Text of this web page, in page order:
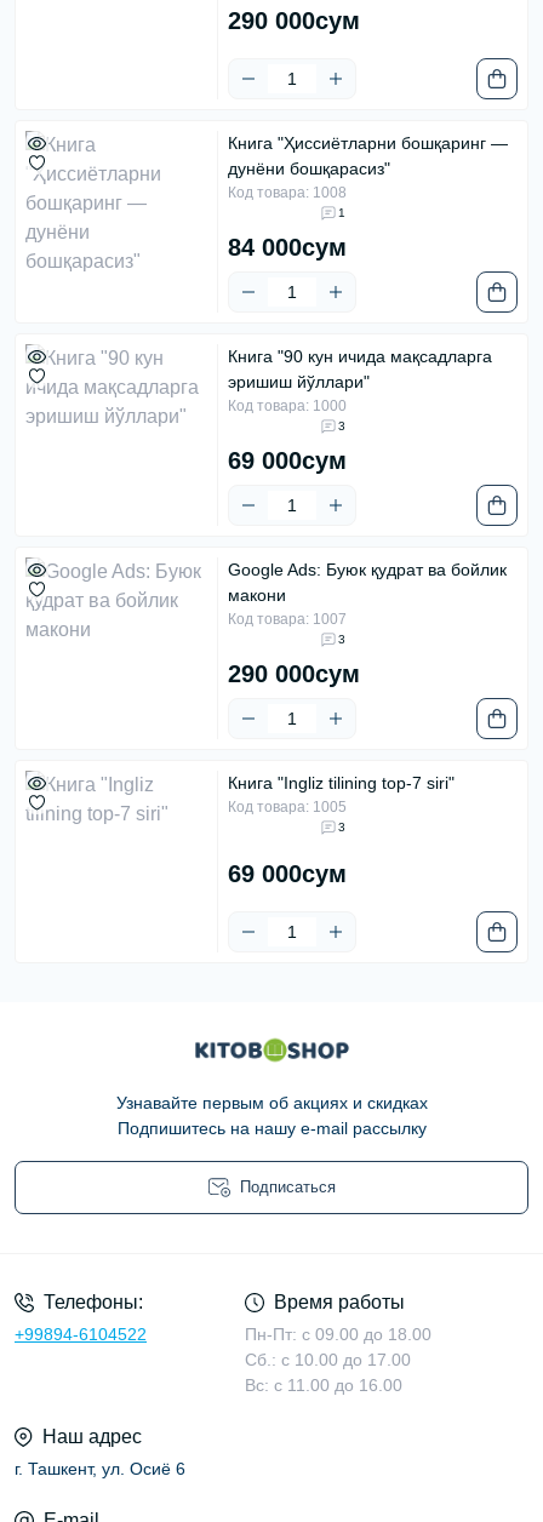
290 000сум
Книга "Ҳиссиётларни бошқаринг —
дунёни бошқарасиз"
Код товара: 1008
1
84 000сум
Книга "90 кун ичида мақсадларга
эришиш йўллари"
Код товара: 1000
3
69 000сум
Google Ads: Буюк қудрат ва бойлик
макони
Код товара: 1007
3
290 000сум
Книга "Ingliz tilining top-7 siri"
Код товара: 1005
3
69 000сум
Узнавайте первым об акциях и скидках
Подпишитесь на нашу e-mail рассылку
Подписаться
Телефоны:
+99894-6104522
Время работы
Пн-Пт: с 09.00 до 18.00
Сб.: с 10.00 до 17.00
Вс: с 11.00 до 16.00
Наш адрес
г. Ташкент, ул. Осиё 6